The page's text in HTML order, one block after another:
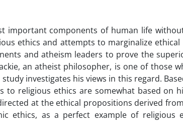
important components of human life
ethics and attempts to marginalize
and atheism leaders to prove the
an atheist philosopher, is one of those
investigates his views in this regard.
to religious ethics are somewhat based on
at the ethical propositions derived
ethics, as a perfect example of religious